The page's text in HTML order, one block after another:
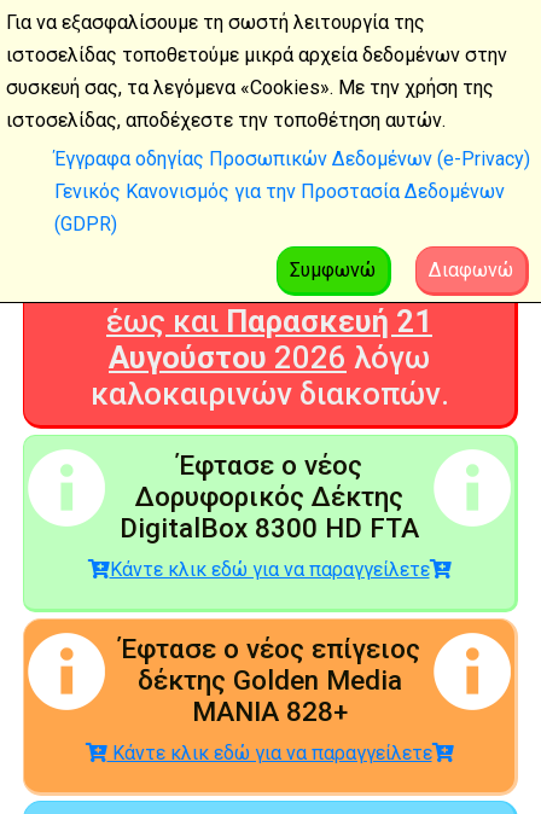
Καλοκαιρινές
διακοπές
Η Ψηφιακή Τεχνολογία θα είναι
ΚΛΕΙΣΤΗ απόΔευτέρα 3
Αυγούστου2026
έως και Παρασκευή 21
Αυγούστου 2026 λόγω
καλοκαιρινών διακοπών.
Έφτασε ο νέος
Δορυφορικός Δέκτης
DigitalBox 8300 HD FTA
Κάντε κλικ εδώ για να παραγγείλετε
Έφτασε ο νέος επίγειος
δέκτης Golden Media
MANIA 828+
Κάντε κλικ εδώ για να παραγγείλετε
Για να εξασφαλίσουμε τη σωστή λειτουργία της
ιστοσελίδας τοποθετούμε μικρά αρχεία δεδομένων στην
συσκευή σας, τα λεγόμενα «Cookies». Με την χρήση της
ιστοσελίδας, αποδέχεστε την τοποθέτηση αυτών.
Έγγραφα οδηγίας Προσωπικών Δεδομένων (e-Privacy)
Γενικός Κανονισμός για την Προστασία Δεδομένων
(GDPR)
Διαφωνώ
Συμφωνώ